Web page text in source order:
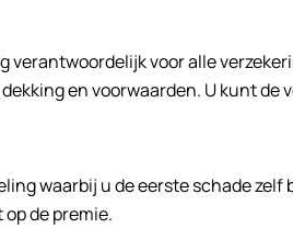
verantwoordelijk voor alle
en voorwaarden. U kunt
waarbij u de eerste schade
de premie.